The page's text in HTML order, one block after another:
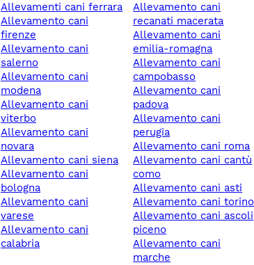
allevamenti cani ferrara
allevamento cani
firenze
allevamento cani
salerno
allevamento cani
modena
allevamento cani
viterbo
allevamento cani
novara
allevamento cani siena
allevamento cani
bologna
allevamento cani
varese
allevamento cani
calabria
allevamento cani
recanati macerata
allevamento cani
emilia-romagna
allevamento cani
campobasso
allevamento cani
padova
allevamento cani
perugia
allevamento cani roma
allevamento cani cantù
como
allevamento cani asti
allevamento cani torino
allevamento cani ascoli
piceno
allevamento cani
marche